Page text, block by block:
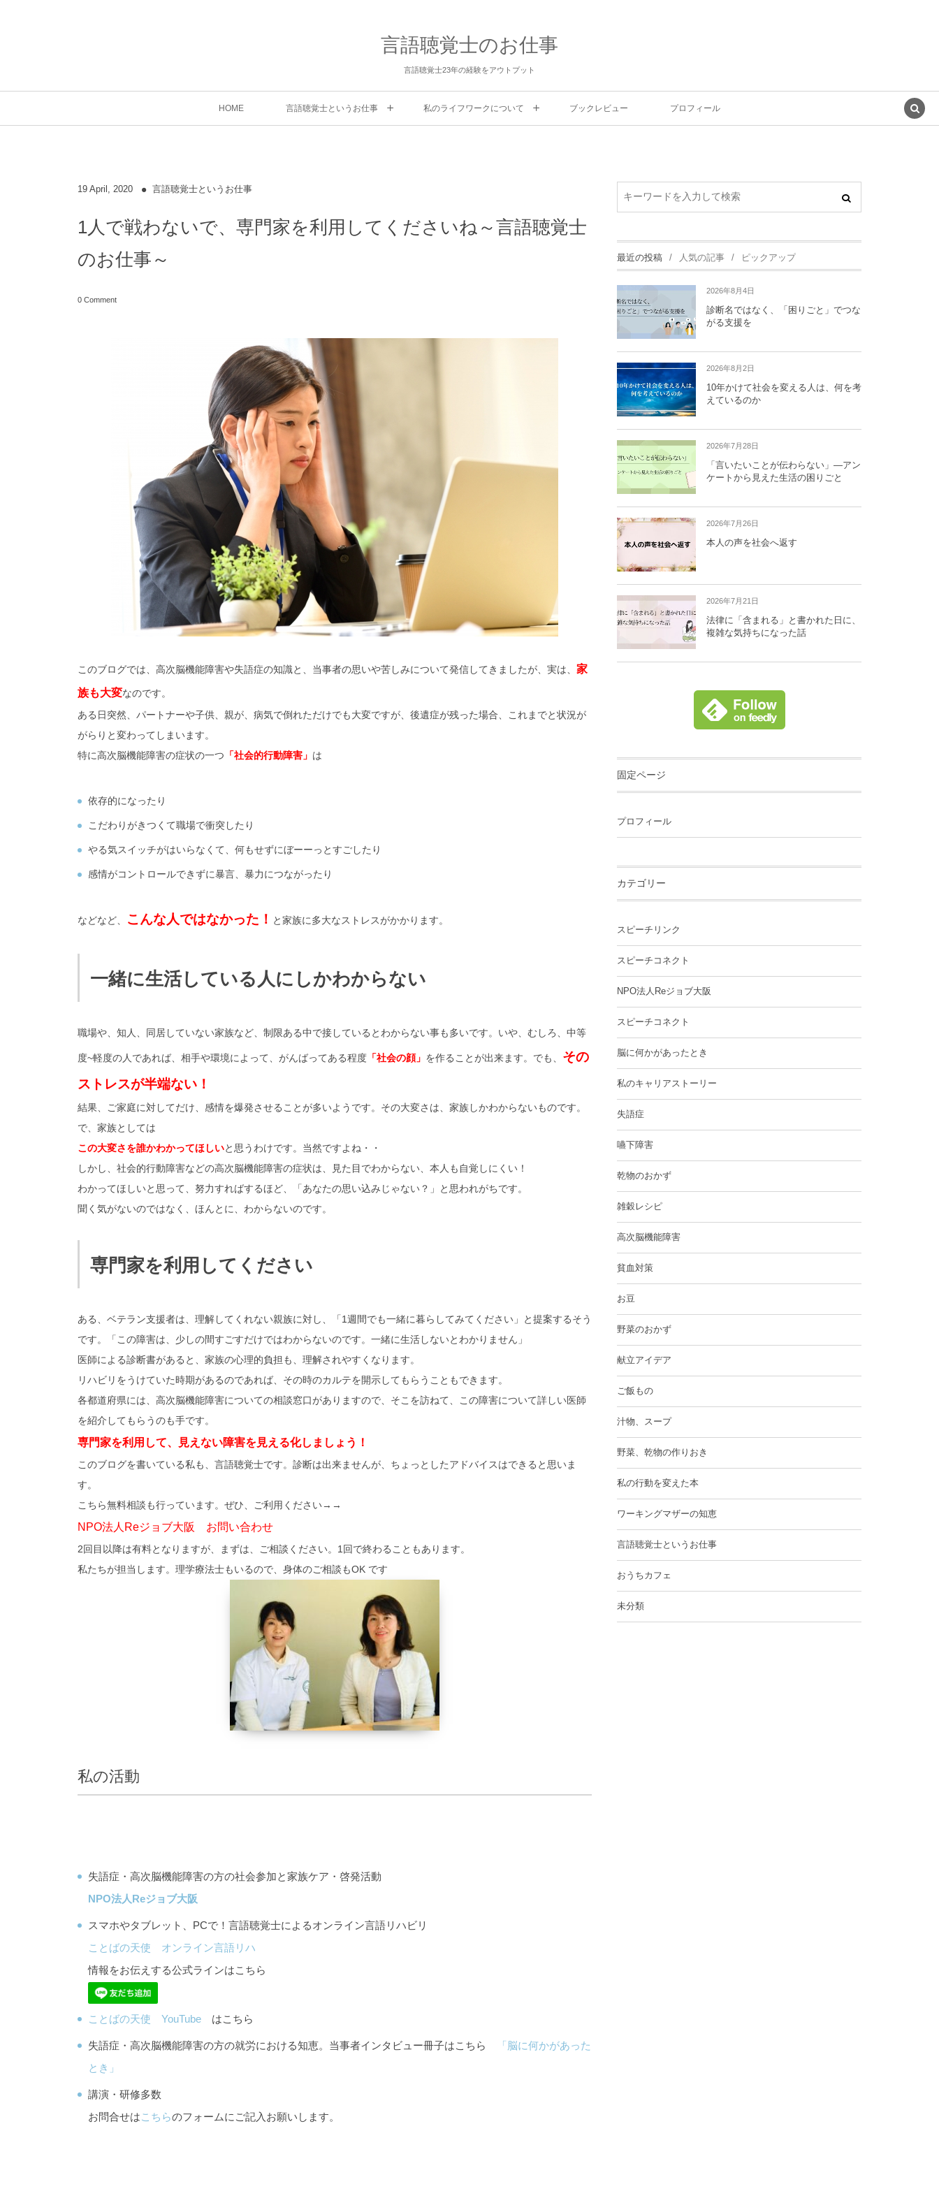
言語聴覚士のお仕事
言語聴覚士23年の経験をアウトプット
HOME 言語聴覚士というお仕事 私のライフワークについて ブックレビュー プロフィール
19 April , 2020 言語聴覚士というお仕事
1人で戦わないで、専門家を利用してくださいね～言語聴覚士
のお仕事～
0 Comment
このブログでは、高次脳機能障害や失語症の知識と、当事者の思いや苦しみについて発信してきましたが、実は、 家
族も大変なのです。
ある日突然、パートナーや子供、親が、病気で倒れただけでも大変ですが、後遺症が残った場合、これまでと状況が
がらりと変わってしまいます。
特に高次脳機能障害の症状の一つ 「社会的行動障害」 は
依存的になったり
こだわりがきつくて職場で衝突したり
やる気スイッチがはいらなくて、何もせずにぼーーっとすごしたり
感情がコントロールできずに暴言、暴力につながったり
などなど、 こんな人ではなかった！ と家族に多大なストレスがかかります。
一緒に生活している人にしかわからない
職場や、知人、同居していない家族など、制限ある中で接しているとわからない事も多いです。いや、むしろ、中等
度~軽度の人であれば、相手や環境によって、がんばってある程度 「社会の顔」 を作ることが出来ます。でも、 その
ストレスが半端ない！
結果、ご家庭に対してだけ、感情を爆発させることが多いようです。その大変さは、家族しかわからないものです。
で、家族としては
この大変さを誰かわかってほしいと思うわけです。当然ですよね・・
しかし、社会的行動障害などの高次脳機能障害の症状は、見た目でわからない、本人も自覚しにくい！
わかってほしいと思って、努力すればするほど、「あなたの思い込みじゃない？」と思われがちです。
聞く気がないのではなく、ほんとに、わからないのです。
専門家を利用してください
ある、ベテラン支援者は、理解してくれない親族に対し、「1週間でも一緒に暮らしてみてください」と提案するそう
です。「この障害は、少しの間すごすだけではわからないのです。一緒に生活しないとわかりません」
医師による診断書があると、家族の心理的負担も、理解されやすくなります。
リハビリをうけていた時期があるのであれば、その時のカルテを開示してもらうこともできます。
各都道府県には、高次脳機能障害についての相談窓口がありますので、そこを訪ねて、この障害について詳しい医師
を紹介してもらうのも手です。
専門家を利用して、見えない障害を見える化しましょう！
このブログを書いている私も、言語聴覚士です。診断は出来ませんが、ちょっとしたアドバイスはできると思いま
す。
こちら無料相談も行っています。ぜひ、ご利用ください→→
NPO法人Reジョブ大阪 お問い合わせ
2回目以降は有料となりますが、まずは、ご相談ください。1回で終わることもあります。
私たちが担当します。理学療法士もいるので、身体のご相談もOK です
私の活動
失語症・高次脳機能障害の方の社会参加と家族ケア・啓発活動
NPO法人Reジョブ大阪
スマホやタブレット、PCで！言語聴覚士によるオンライン言語リハビリ
ことばの天使 オンライン言語リハ
情報をお伝えする公式ラインはこちら
ことばの天使 YouTube はこちら
失語症・高次脳機能障害の方の就労における知恵。当事者インタビュー冊子はこちら
「脳に何かがあった
とき」
講演・研修多数
お問合せはこちらのフォームにご記入お願いします。
最近の投稿 人気の記事 ピックアップ
2026年8月4日
診断名ではなく、「困りごと」でつな
がる支援を
2026年8月2日
10年かけて社会を変える人は、何を考
えているのか
2026年7月28日
「言いたいことが伝わらない」―アン
ケートから見えた生活の困りごと
2026年7月26日
本人の声を社会へ返す
2026年7月21日
法律に「含まれる」と書かれた日に、
複雑な気持ちになった話
固定ページ
プロフィール
カテゴリー
スピーチリンク
スピーチコネクト
NPO法人Reジョブ大阪
スピーチコネクト
脳に何かがあったとき
私のキャリアストーリー
失語症
嚥下障害
乾物のおかず
雑穀レシピ
高次脳機能障害
貧血対策
お豆
野菜のおかず
献立アイデア
ご飯もの
汁物、スープ
野菜、乾物の作りおき
私の行動を変えた本
ワーキングマザーの知恵
言語聴覚士というお仕事
おうちカフェ
未分類